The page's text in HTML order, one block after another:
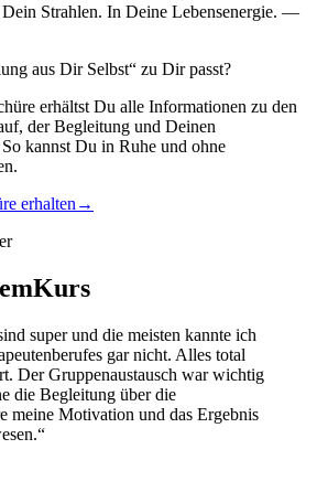
Strahlen. In Deine Lebensenergie. —
aus Dir Selbst“ zu Dir passt?
erhältst Du alle Informationen zu den
der Begleitung und Deinen
kannst Du in Ruhe und ohne
erhalten →
Kurs
super und die meisten kannte ich
gar nicht. Alles total
Der Gruppenaustausch war wichtig
die Begleitung über die
meine Motivation und das Ergebnis
“